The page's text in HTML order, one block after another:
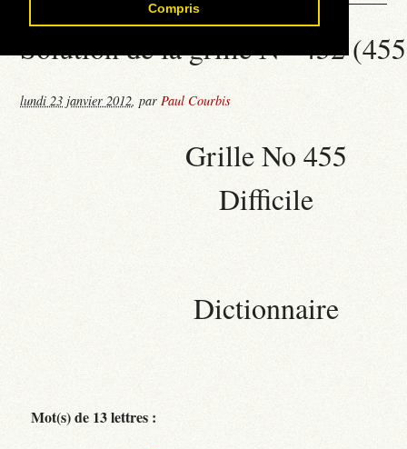
Compris
Solution de la grille N° 452
lundi 23 janvier 2012,parPaul Courbis
Grille No 455
Difficile
Dictionnaire
Mot(s) de 13 lettres :